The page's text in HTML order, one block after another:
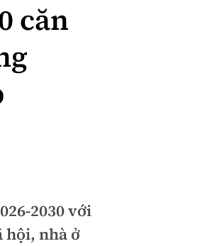
dự án
căn
2030 với
hội, nhà ở